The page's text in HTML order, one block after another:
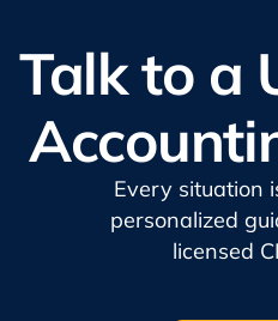
Talk to a
Every situation
personalized
licensed